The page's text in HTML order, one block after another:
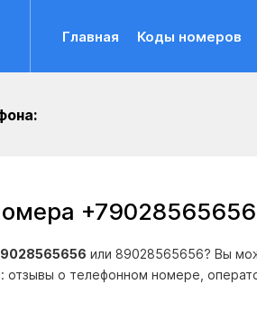
Главная Коды номеров
+79028565656
или 89028565656? Вы
отзывы о телефонном номере,